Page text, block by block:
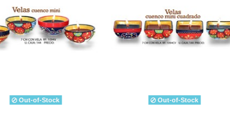
Out-of-Stock Out-of-Stock